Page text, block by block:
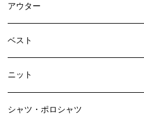
アウター
ベスト
ニット
シャツ・ポロシャツ